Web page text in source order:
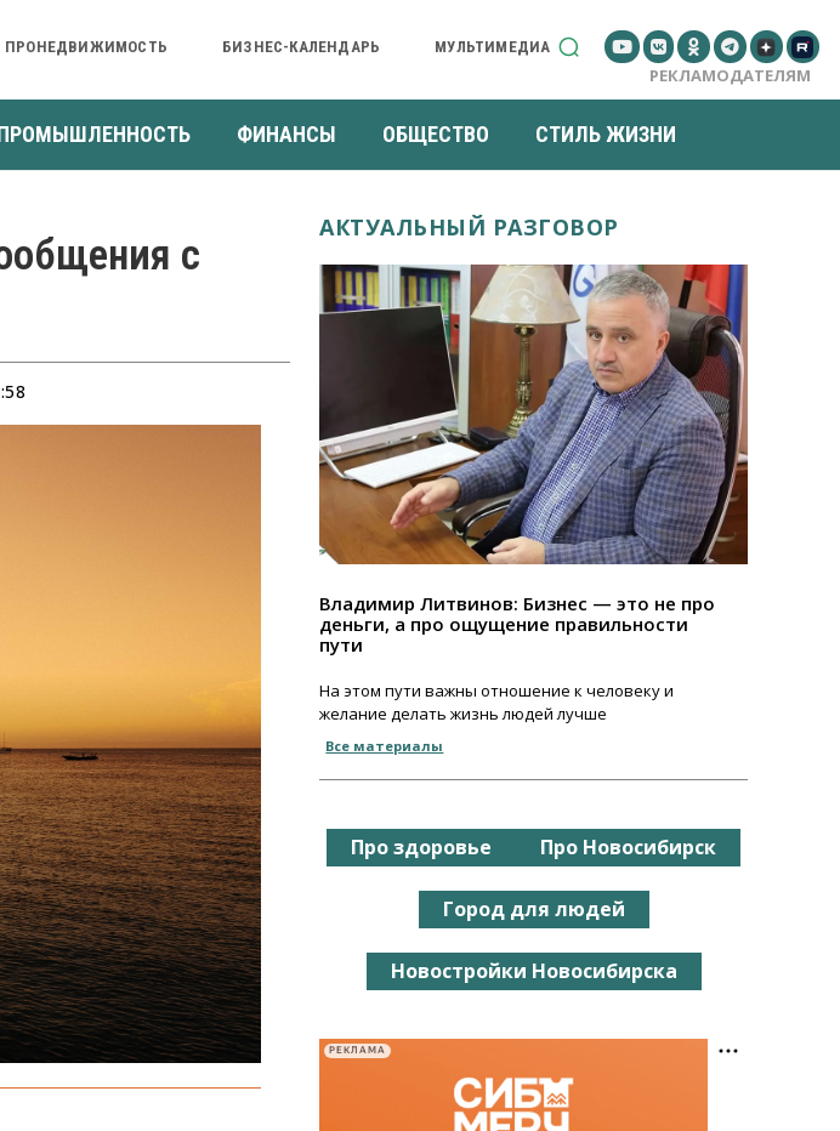
ПРОНЕДВИЖИМОСТЬ БИЗНЕС-КАЛЕНДАРЬ МУЛЬТИМЕДИА
РЕКЛАМОДАТЕЛЯМ
ФИНАНСЫ ОБЩЕСТВО СТИЛЬ ЖИЗНИ
с
АКТУАЛЬНЫЙ РАЗГОВОР
Владимир Литвинов: Бизнес — это не про
деньги, а про ощущение правильности
пути
На этом пути важны отношение к человеку и
желание делать жизнь людей лучше
Все материалы
Про здоровье Про Новосибирск
Город для людей
Новостройки Новосибирска
РЕКЛАМА